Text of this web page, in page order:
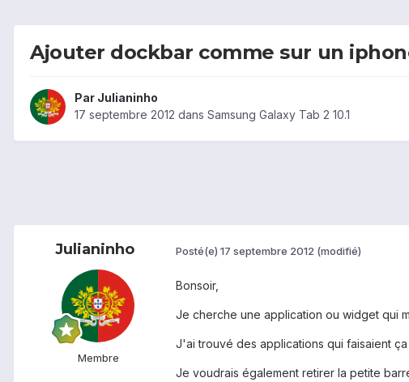
Ajouter dockbar comme sur un
Par Julianinho
17 septembre 2012 dans Samsung Galaxy Tab 2 10.1
Julianinho
Membre
Posté(e) 17 septembre 2012 (modifié)
Bonsoir,
Je cherche une application ou widget qui
J'ai trouvé des applications qui faisaient
Je voudrais également retirer la petite